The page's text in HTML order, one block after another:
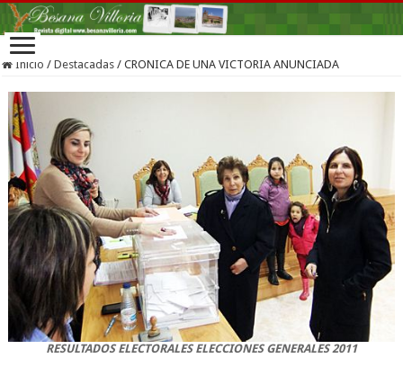
Inicio / Destacadas / CRONICA DE UNA VICTORIA ANUNCIADA
RESULTADOS ELECTORALES ELECCIONES GENERALES 2011